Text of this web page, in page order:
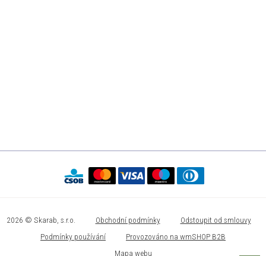
2026 © Skarab, s.r.o. Obchodní podmínky
Odstoupit od smlouvy
Podmínky používání
Provozováno na wmSHOP B2B
Mapa webu